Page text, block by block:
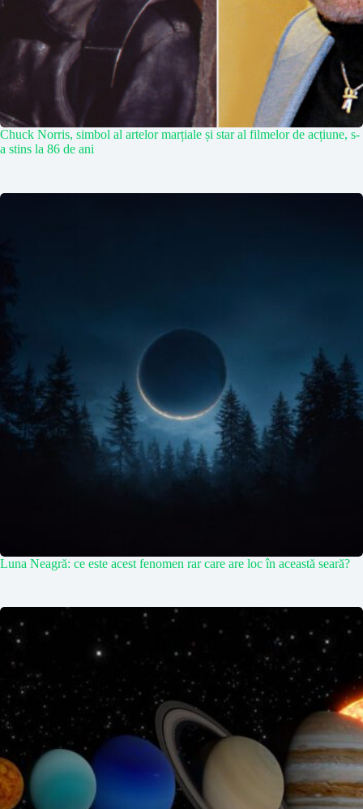
Chuck Norris, simbol al artelor marțiale și star al filmelor de acțiune, s-
a stins la 86 de ani
Luna Neagră: ce este acest fenomen rar care are loc în această seară?